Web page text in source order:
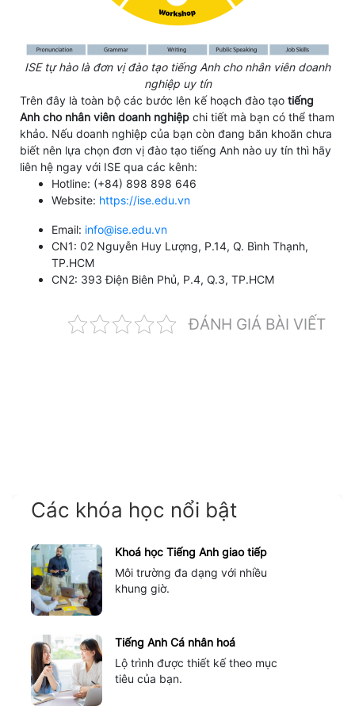
ISE tự hào là đơn vị đào tạo tiếng Anh cho nhân viên doanh
nghiệp uy tín
Trên đây là toàn bộ các bước lên kế hoạch đào tạo tiếng
Anh cho nhân viên doanh nghiệp chi tiết mà bạn có thể tham
khảo. Nếu doanh nghiệp của bạn còn đang băn khoăn chưa
biết nên lựa chọn đơn vị đào tạo tiếng Anh nào uy tín thì hãy
liên hệ ngay với ISE qua các kênh:
Hotline: (+84) 898 898 646
Website: https://ise.edu.vn
Email: info@ise.edu.vn
CN1: 02 Nguyễn Huy Lượng, P.14, Q. Bình Thạnh,
TP.HCM
CN2: 393 Điện Biên Phủ, P.4, Q.3, TP.HCM
ĐÁNH GIÁ BÀI VIẾT
Các khóa học nổi bật
Khoá học Tiếng Anh giao tiếp
Môi trường đa dạng với nhiều
khung giờ.
Tiếng Anh Cá nhân hoá
Lộ trình được thiết kế theo mục
tiêu của bạn.